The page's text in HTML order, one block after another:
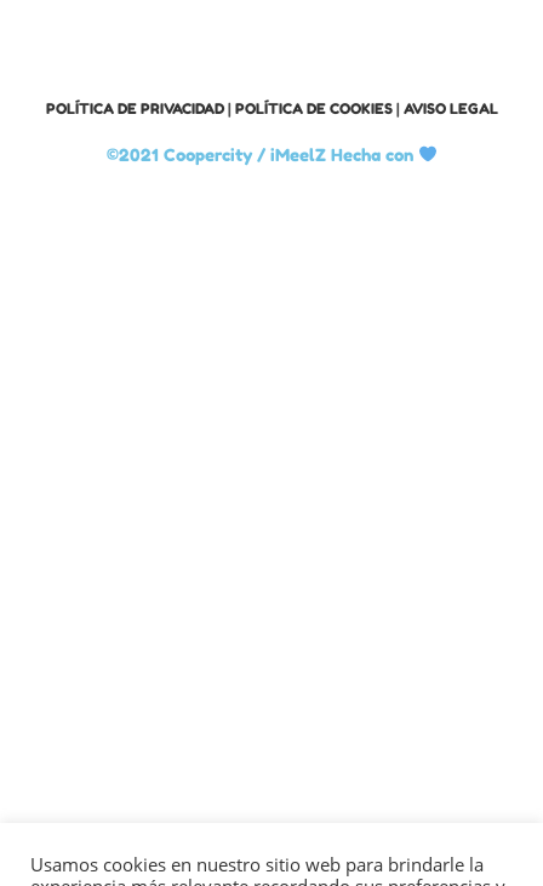
POLÍTICA DE PRIVACIDAD| POLÍTICA DE COOKIES| AVISO LEGAL
©2021 Coopercity /iMeelZ Hecha con
Usamos cookies en nuestro sitio web para brindarle la